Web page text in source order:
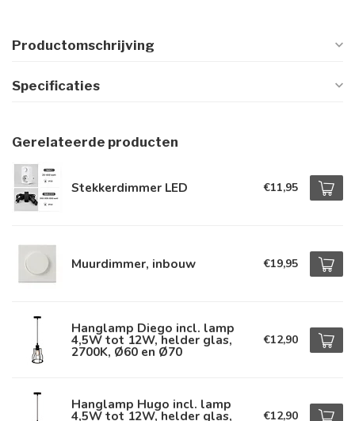
Productomschrijving
Specificaties
Gerelateerde producten
Stekkerdimmer LED €11,95
Muurdimmer, inbouw €19,95
Hanglamp Diego incl. lamp
4,5W tot 12W, helder glas,
2700K, Ø60 en Ø70
€12,90
Hanglamp Hugo incl. lamp
4,5W tot 12W, helder glas, €12,90